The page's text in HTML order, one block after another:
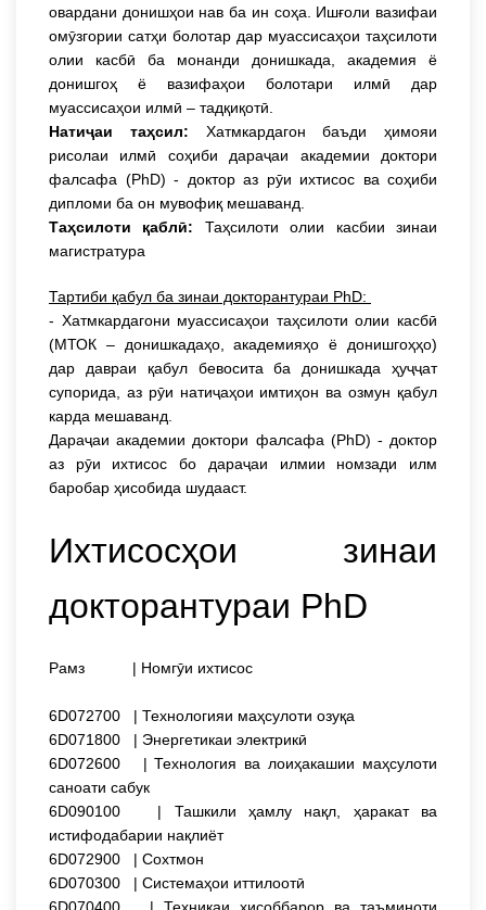
овардани донишҳои нав ба ин соҳа. Ишғоли вазифаи
омӯзгории сатҳи болотар дар муассисаҳои таҳсилоти
олии касбӣ ба монанди донишкада, академия ё
донишгоҳ ё вазифаҳои болотари илмӣ дар
муассисаҳои илмӣ – тадқиқотӣ.
Натиҷаи таҳсил: Хатмкардагон баъди ҳимояи
рисолаи илмӣ соҳиби дараҷаи академии доктори
фалсафа (PhD) - доктор аз рӯи ихтисос ва соҳиби
дипломи ба он мувофиқ мешаванд.
Таҳсилоти қаблӣ: Таҳсилоти олии касбии зинаи
магистратура
Тартиби қабул ба зинаи докторантураи PhD:
- Хатмкардагони муассисаҳои таҳсилоти олии касбӣ
(МТОК – донишкадаҳо, академияҳо ё донишгоҳҳо)
дар давраи қабул бевосита ба донишкада ҳуҷҷат
супорида, аз рӯи натиҷаҳои имтиҳон ва озмун қабул
карда мешаванд.
Дараҷаи академии доктори фалсафа (PhD) - доктор
аз рӯи ихтисос бо дараҷаи илмии номзади илм
баробар ҳисобида шудааст.
Ихтисосҳои зинаи
докторантураи PhD
Рамз | Номгӯи ихтисос
6D072700 | Технологияи маҳсулоти озуқа
6D071800 | Энергетикаи электрикӣ
6D072600 | Технология ва лоиҳакашии маҳсулоти
саноати сабук
6D090100 | Ташкили ҳамлу нақл, ҳаракат ва
истифодабарии нақлиёт
6D072900 | Сохтмон
6D070300 | Системаҳои иттилоотӣ